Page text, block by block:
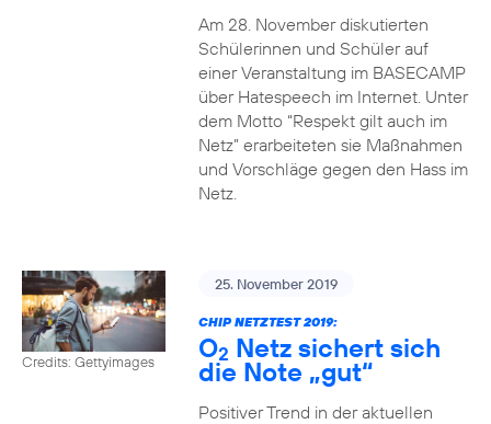
Am 28. November diskutierten
Schülerinnen und Schüler auf
einer Veranstaltung im BASECAMP
über Hatespeech im Internet. Unter
dem Motto “Respekt gilt auch im
Netz” erarbeiteten sie Maßnahmen
und Vorschläge gegen den Hass im
Netz.
Credits: Gettyimages
25. November 2019
CHIP NETZTEST 2019:
O2 Netz sichert sich
die Note „gut“
Positiver Trend in der aktuellen